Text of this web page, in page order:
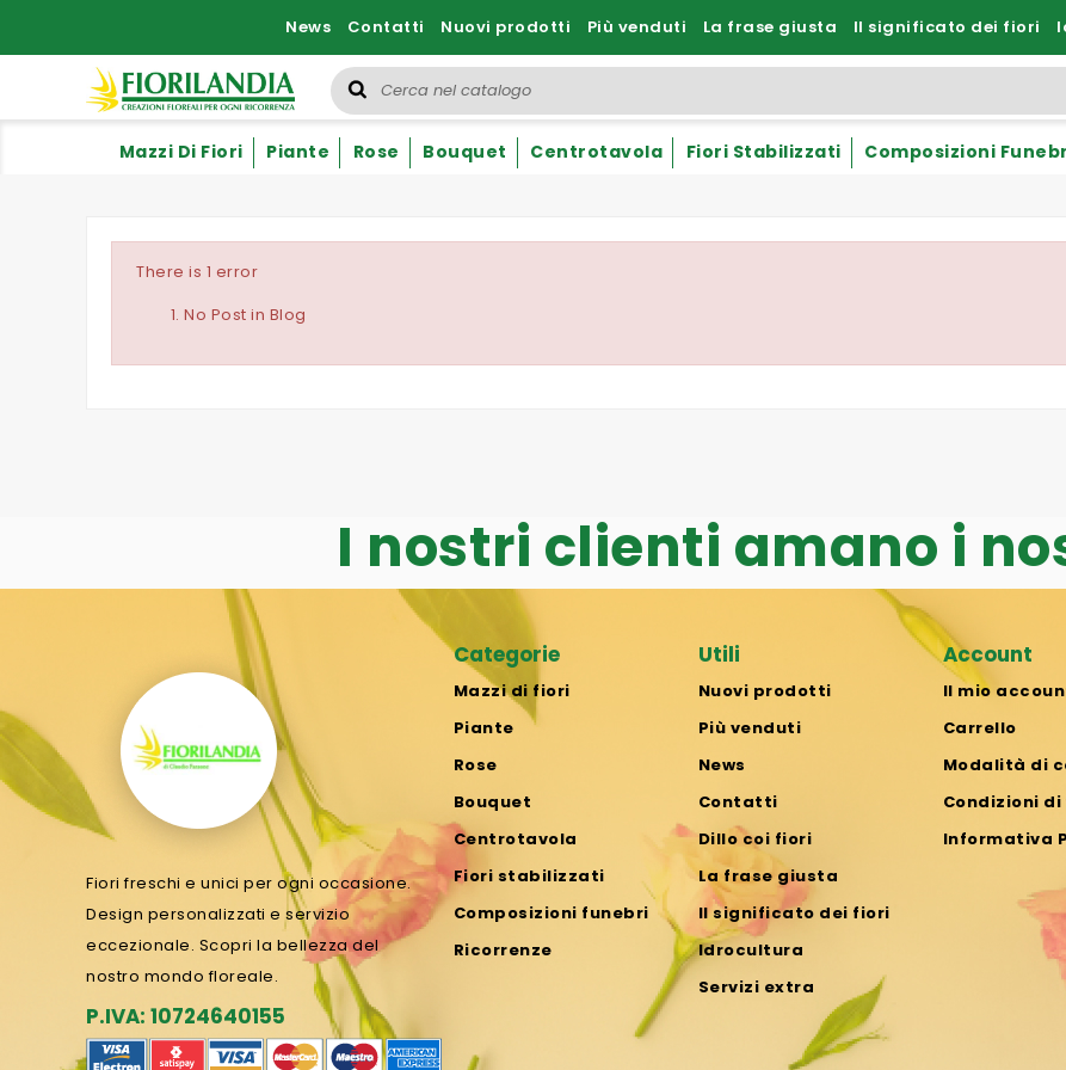
News Contatti Nuovi prodotti Più venduti La frase giusta Il significato dei fiori
Mazzi Di Fiori Piante Rose Bouquet Centrotavola Fiori Stabilizzati Composizioni
There is 1 error
No Post in Blog
I nostri clienti amano i
Fiori freschi e unici per ogni occasione.
Design personalizzati e servizio
eccezionale. Scopri la bellezza del
nostro mondo floreale.
P.IVA: 10724640155
Categorie
Mazzi di fiori
Piante
Rose
Bouquet
Centrotavola
Fiori stabilizzati
Composizioni funebri
Ricorrenze
Utili
Nuovi prodotti
Più venduti
News
Contatti
Dillo coi fiori
La frase giusta
Il significato dei fiori
Idrocultura
Servizi extra
Account
Il mio
Carrello
Modalità di
Condizioni
Informativa